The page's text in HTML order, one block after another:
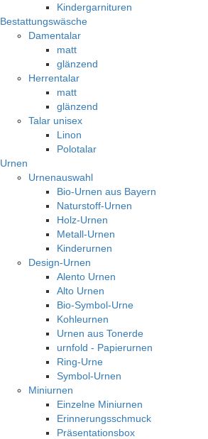
Kindergarnituren
Bestattungswäsche
Damentalar
matt
glänzend
Herrentalar
matt
glänzend
Talar unisex
Linon
Polotalar
Urnen
Urnenauswahl
Bio-Urnen aus Bayern
Naturstoff-Urnen
Holz-Urnen
Metall-Urnen
Kinderurnen
Design-Urnen
Alento Urnen
Alto Urnen
Bio-Symbol-Urne
Kohleurnen
Urnen aus Tonerde
urnfold - Papierurnen
Ring-Urne
Symbol-Urnen
Miniurnen
Einzelne Miniurnen
Erinnerungsschmuck
Präsentationsbox